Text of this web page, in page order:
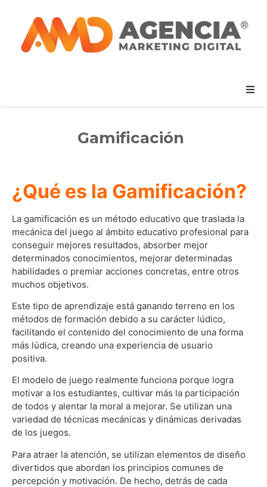
Gamificación
¿Qué es la Gamificación?
La gamificación es un método educativo que traslada la
mecánica del juego al ámbito educativo profesional para
conseguir mejores resultados, absorber mejor
determinados conocimientos, mejorar determinadas
habilidades o premiar acciones concretas, entre otros
muchos objetivos.
Este tipo de aprendizaje está ganando terreno en los
métodos de formación debido a su carácter lúdico,
facilitando el contenido del conocimiento de una forma
más lúdica, creando una experiencia de usuario
positiva.
El modelo de juego realmente funciona porque logra
motivar a los estudiantes, cultivar más la participación
de todos y alentar la moral a mejorar. Se utilizan una
variedad de técnicas mecánicas y dinámicas derivadas
de los juegos.
Para atraer la atención, se utilizan elementos de diseño
divertidos que abordan los principios comunes de
percepción y motivación. De hecho, detrás de cada